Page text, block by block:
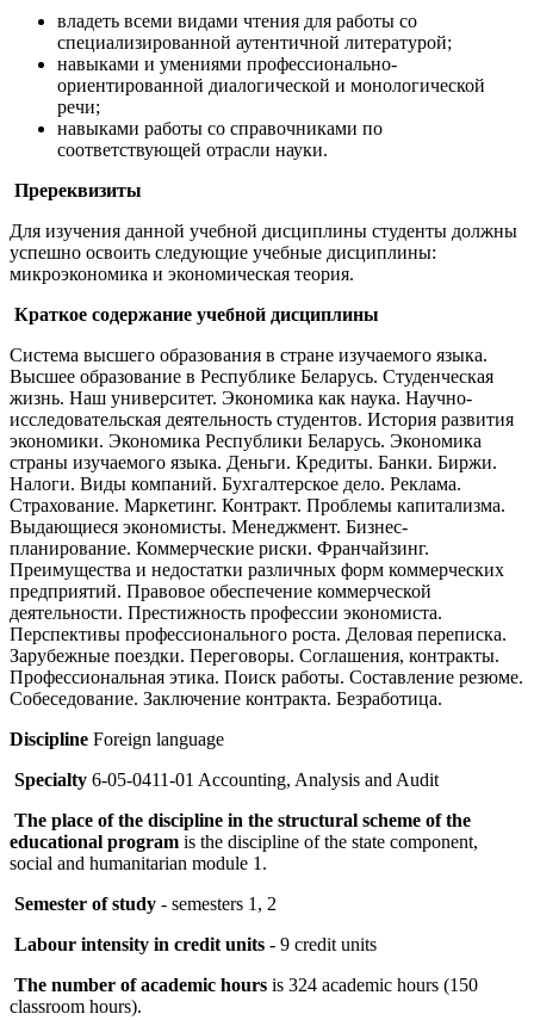
владеть всеми видами чтения для работы со
специализированной аутентичной литературой;
навыками и умениями профессионально-
ориентированной диалогической и монологической
речи;
навыками работы со справочниками по
соответствующей отрасли науки.
Пререквизиты
Для изучения данной учебной дисциплины студенты должны
успешно освоить следующие учебные дисциплины:
микроэкономика и экономическая теория.
Краткое содержание учебной дисциплины
Система высшего образования в стране изучаемого языка.
Высшее образование в Республике Беларусь. Студенческая
жизнь. Наш университет. Экономика как наука. Научно-
исследовательская деятельность студентов. История развития
экономики. Экономика Республики Беларусь. Экономика
страны изучаемого языка. Деньги. Кредиты. Банки. Биржи.
Налоги. Виды компаний. Бухгалтерское дело. Реклама.
Страхование. Маркетинг. Контракт. Проблемы капитализма.
Выдающиеся экономисты. Менеджмент. Бизнес-
планирование. Коммерческие риски. Франчайзинг.
Преимущества и недостатки различных форм коммерческих
предприятий. Правовое обеспечение коммерческой
деятельности. Престижность профессии экономиста.
Перспективы профессионального роста. Деловая переписка.
Зарубежные поездки. Переговоры. Соглашения, контракты.
Профессиональная этика. Поиск работы. Составление резюме.
Собеседование. Заключение контракта. Безработица.
Discipline Foreign language
Specialty 6-05-0411-01 Accounting, Analysis and Audit
The place of the discipline in the structural scheme of the
educational program is the discipline of the state component,
social and humanitarian module 1.
Semester of study - semesters 1, 2
Labour intensity in credit units - 9 credit units
The number of academic hours is 324 academic hours (150
classroom hours).